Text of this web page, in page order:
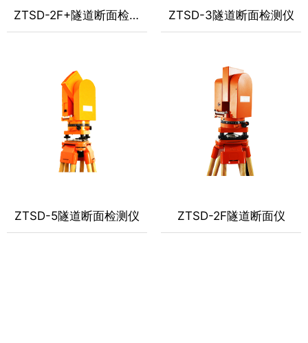
ZTSD-2F+隧道断面检测仪 ZTSD-3隧道断面检测仪
ZTSD-5隧道断面检测仪 ZTSD-2F隧道断面仪